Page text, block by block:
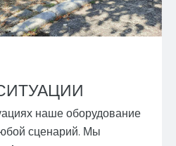
наше оборудование
сценарий. Мы